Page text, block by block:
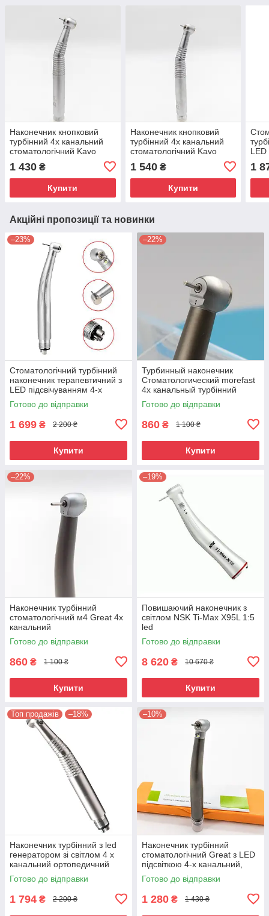
Наконечник кнопковий
турбінний 4х канальний
стоматологічний Kavo
1 430 ₴
Купити
Наконечник кнопковий
турбінний 4х канальний
стоматологічний Kavo
1 540₴
Купити
LED
1
Акційні пропозиції та новинки
–23%
Стоматологічний турбінний
наконечник терапевтичний з
LED підсвічуванням 4-х
канальний Great
Готово до відправки
1 699 ₴ 2 200 ₴
Купити
–22%
Турбинный наконечник
Стоматологический morefast
4х канальный турбінний
стоматологічний
Готово до відправки
860 ₴ 1 100 ₴
Купити
–22%
Наконечник турбінний
стоматологічний м4 Great 4х
канальний
Готово до відправки
860 ₴ 1 100 ₴
Купити
–19%
Повишаючий наконечник з
світлом NSK Ti-Max X95L 1:5
led
Готово до відправки
8 620 ₴ 10 670 ₴
Купити
Топ продажів –18%
Наконечник турбінний з led
генератором зі світлом 4 х
канальний ортопедичний
Great
Готово до відправки
1 794 ₴ 2 200 ₴
–10%
Наконечник турбінний
стоматологічний Great з LED
підсвіткою 4-х канальний,
сталь
Готово до відправки
1 280 ₴ 1 430 ₴